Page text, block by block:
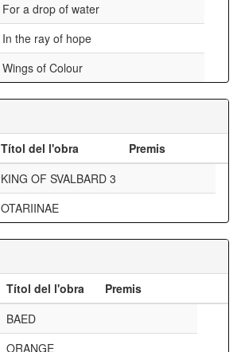
For a drop of water
In the ray of hope
Wings of Colour
Títol del l'obra
Premis
KING OF SVALBARD 3
OTARIINAE
Títol del l'obra
Premis
BAED
ORANGE